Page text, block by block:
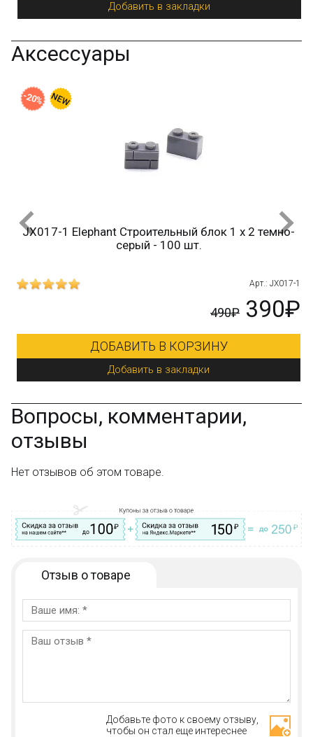
Добавить в закладки
Аксессуары
JX017-1 Elephant Строительный блок 1 х 2 темно-
серый - 100 шт.
Арт.: JX017-1
490₽ 390₽
ДОБАВИТЬ В КОРЗИНУ
Добавить в закладки
-20%
Вопросы, комментарии,
отзывы
Нет отзывов об этом товаре.
Отзыв о товаре
Добавьте фото к своему отзыву,
чтобы он стал еще интереснее